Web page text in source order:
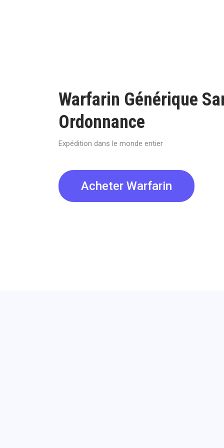
Warfarin Générique
Ordonnance
Expédition dans le monde entier
Acheter Warfarin